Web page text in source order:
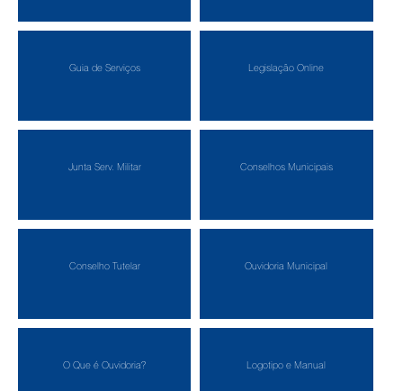
Guia de Serviços Legislação Online
Junta Serv. Militar Conselhos Municipais
Conselho Tutelar Ouvidoria Municipal
O Que é Ouvidoria? Logotipo e Manual